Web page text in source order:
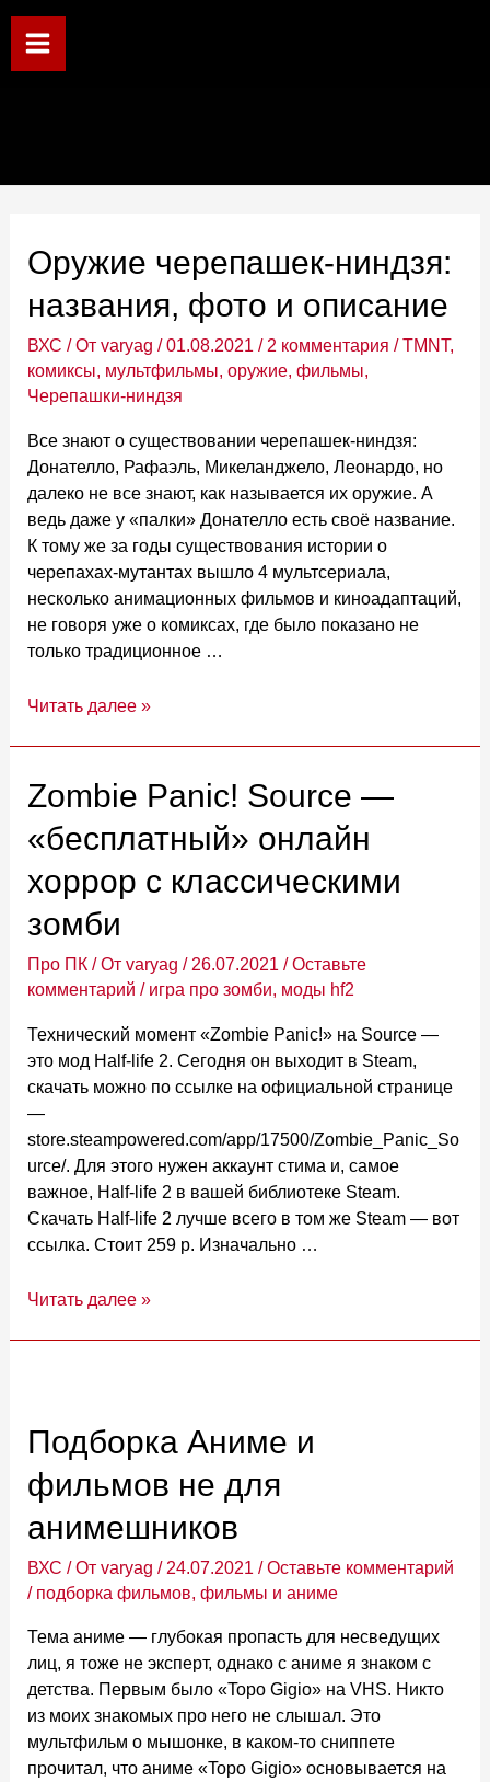
Перейти
Main
Оружие черепашек-ниндзя:
названия, фото и описание
ВХС / Отvaryag/01.08.2021/ 2 комментария /TMNT,
комиксы, мультфильмы,оружие,фильмы,
Черепашки-ниндзя
Все знают о существовании черепашек-ниндзя:
Донателло, Рафаэль, Микеланджело, Леонардо, но
далеко не все знают, как называется их оружие. А
ведь даже у «палки» Донателло есть своё название.
К тому же за годы существования истории о
черепахах-мутантах вышло 4 мультсериала,
несколько анимационных фильмов и киноадаптаций,
не говоря уже о комиксах, где было показано не
только традиционное …
Оружие
названия,
фото
и
Читать далее »
Zombie Panic! Source —
«бесплатный» онлайн
хоррор с классическими
зомби
Про ПК / Отvaryag/ 26.07.2021/Оставьте
комментарий / игра про зомби, моды hf2
Технический момент «Zombie Panic!» на Source —
это мод Half-life 2. Сегодня он выходит в Steam,
скачать можно по ссылке на официальной странице
—
store.steampowered.com/app/17500/Zombie_Panic_So
urce/. Для этого нужен аккаунт стима и, самое
важное, Half-life 2 в вашей библиотеке Steam.
Скачать Half-life 2 лучше всего в том же Steam — вот
ссылка. Стоит 259 р. Изначально …
Zombie
онлайн
хоррор
с
классическими
зомби
Читать далее »
Подборка Аниме и
фильмов не для
анимешников
ВХС / Отvaryag/ 24.07.2021/Оставьте комментарий
/ подборка фильмов,фильмы и аниме
Тема аниме — глубокая пропасть для несведущих
лиц, я тоже не эксперт, однако с аниме я знаком с
детства. Первым было «Topo Gigio» на VHS. Никто
из моих знакомых про него не слышал. Это
мультфильм о мышонке, в каком-то сниппете
прочитал, что аниме «Topo Gigio» основывается на